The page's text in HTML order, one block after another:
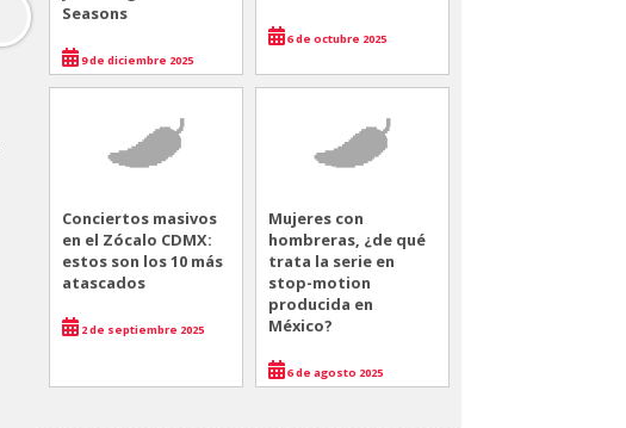
Seasons
9 de diciembre 2025
6 de octubre 2025
Conciertos masivos
en el Zócalo CDMX:
estos son los 10 más
atascados
2 de septiembre 2025
Mujeres con
hombreras, ¿de qué
trata la serie en
stop-motion
producida en
México?
6 de agosto 2025